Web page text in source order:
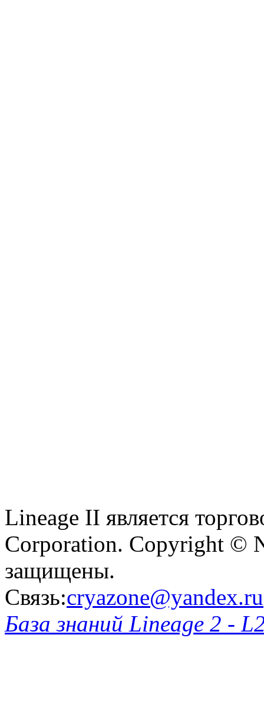
Lineage II является
Corporation. Copyright ©
защищены.
Связь:cryazone@yandex.ru
База знаний Lineage 2 -